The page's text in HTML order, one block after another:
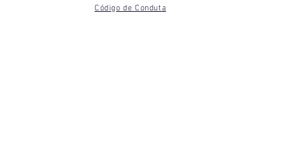
Código de Conduta